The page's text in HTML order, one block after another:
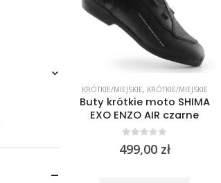
KRÓTKIE/MIEJSKIE, KRÓTKIE/MIEJSKIE
Buty krótkie moto SHIMA
EXO ENZO AIR czarne
out of 5
499,00 zł